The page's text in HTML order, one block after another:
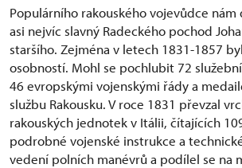
Populárního rakouského vojevůdce
asi nejvíc slavný Radeckého pochod
staršího. Zejména v letech 1831-1857
osobností. Mohl se pochlubit 72
46 evropskými vojenskými řády a
službu Rakousku. V roce 1831 převzal
rakouských jednotek v Itálii, čítajících
podrobné vojenské instrukce a
vedení polních manévrů a podílel se na